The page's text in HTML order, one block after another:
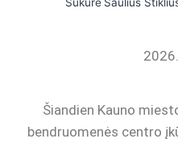
Šiandien Kauno
bendruomenės centro